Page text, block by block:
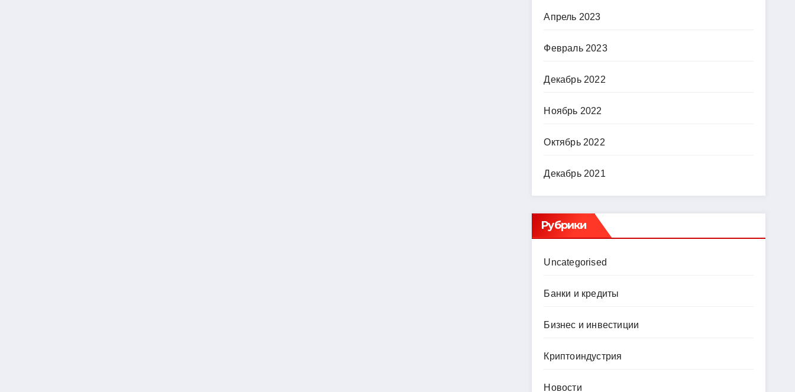
Апрель 2023
Февраль 2023
Декабрь 2022
Ноябрь 2022
Октябрь 2022
Декабрь 2021
Рубрики
Uncategorised
Банки и кредиты
Бизнес и инвестиции
Криптоиндустрия
Новости